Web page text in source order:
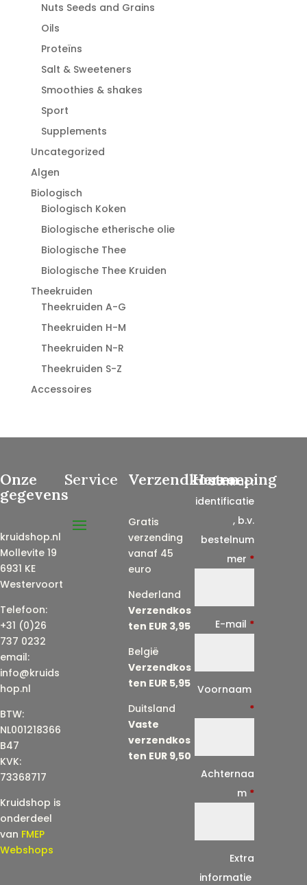
Nuts Seeds and Grains
Oils
Proteïns
Salt & Sweeteners
Smoothies & shakes
Sport
Supplements
Uncategorized
Algen
Biologisch
Biologisch Koken
Biologische etherische olie
Biologische Thee
Biologische Thee Kruiden
Theekruiden
Theekruiden A-G
Theekruiden H-M
Theekruiden N-R
Theekruiden S-Z
Accessoires
Onze
gegevens
kruidshop.nl
Mollevite 19
6931 KE
Westervoort
Telefoon:
+31 (0)26
737 0232
email:
info@kruids
hop.nl
BTW:
NL001218366
B47
KVK:
73368717
Kruidshop is
onderdeel
van FMEP
Webshops
Service Verzendkosten
Gratis
verzending
vanaf 45
euro
Nederland
Verzendkos
ten EUR 3,95
België
Verzendkos
ten EUR 5,95
Duitsland
Vaste
verzendkos
ten EUR 9,50
Herroeping
Contract
identificatie
, b.v.
bestelnum
mer *
E-mail *
Voornaam
*
Achternaa
m *
Extra
informatie